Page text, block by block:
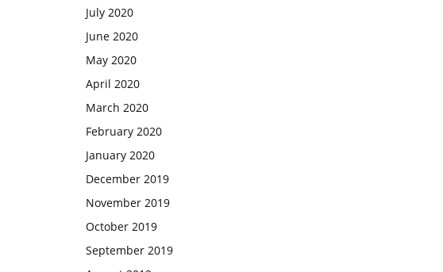
July 2020
June 2020
May 2020
April 2020
March 2020
February 2020
January 2020
December 2019
November 2019
October 2019
September 2019